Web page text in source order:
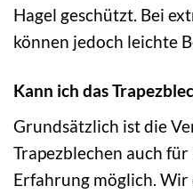
Hagel geschützt. Bei
können jedoch leichte
Kann ich das
Grundsätzlich ist die
Trapezblechen auch
Erfahrung möglich.